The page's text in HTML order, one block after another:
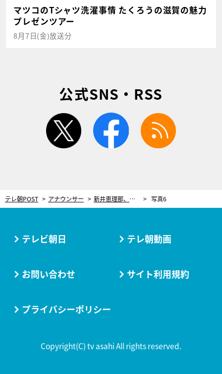
マツコのTシャツ洗濯事情 たくろうの滋賀の魅力
プレゼンツアー
8月7日(金)放送分
公式SNS・RSS
twitter facebook
テレ朝POST アナウンサー 新井恵理那、『シン・エヴァ』を鑑賞！「派手に戦うシーンは多いですが…」“ある部分”に感銘！ 写真6
テレビ朝日 テレ朝動画
お問い合わせ サイト利用規約
プライバシーポリシー
Copyright(C) tv asahi All rights reserved.